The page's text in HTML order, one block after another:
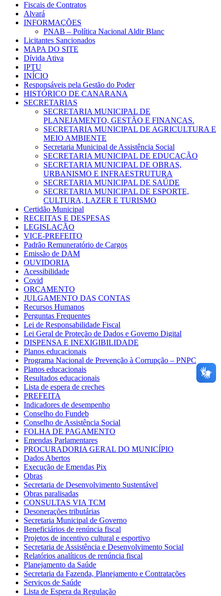
Fiscais de Contratos
Alvará
INFORMAÇÕES
PNAB – Política Nacional Aldir Blanc
Licitantes Sancionados
MAPA DO SITE
Dívida Ativa
IPTU
INÍCIO
Responsáveis pela Gestão do Poder
HISTÓRICO DE CANARANA
SECRETARIAS
SECRETARIA MUNICIPAL DE
PLANEJAMENTO, GESTÃO E FINANÇAS.
SECRETARIA MUNICIPAL DE AGRICULTURA E
MEIO AMBIENTE
Secretaria Municipal de Assistência Social
SECRETARIA MUNICIPAL DE EDUCAÇÃO
SECRETARIA MUNICIPAL DE OBRAS,
URBANISMO E INFRAESTRUTURA
SECRETARIA MUNICIPAL DE SAÚDE
SECRETARIA MUNICIPAL DE ESPORTE,
CULTURA, LAZER E TURISMO
Certidão Municipal
RECEITAS E DESPESAS
LEGISLAÇÃO
VICE-PREFEITO
Padrão Remuneratório de Cargos
Emissão de DAM
OUVIDORIA
Acessibilidade
Covid
ORÇAMENTO
JULGAMENTO DAS CONTAS
Recursos Humanos
Perguntas Frequentes
Lei de Responsabilidade Fiscal
Lei Geral de Proteção de Dados e Governo Digital
DISPENSA E INEXIGIBILIDADE
Planos educacionais
Programa Nacional de Prevenção à Corrupção – PNPC
Planos educacionais
Resultados educacionais
Lista de espera de creches
PREFEITA
Indicadores de desempenho
Conselho do Fundeb
Conselho de Assistência Social
FOLHA DE PAGAMENTO
Emendas Parlamentares
PROCURADORIA GERAL DO MUNICÍPIO
Dados Abertos
Execução de Emendas Pix
Obras
Secretaria de Desenvolvimento Sustentável
Obras paralisadas
CONSULTAS VIA TCM
Desonerações tributárias
Secretaria Municipal de Governo
Beneficiários de renúncia fiscal
Projetos de incentivo cultural e esportivo
Secretaria de Assistência e Desenvolvimento Social
Relatórios analíticos de renúncia fiscal
Planejamento da Saúde
Secretaria da Fazenda, Planejamento e Contratações
Serviços de Saúde
Lista de Espera da Regulação